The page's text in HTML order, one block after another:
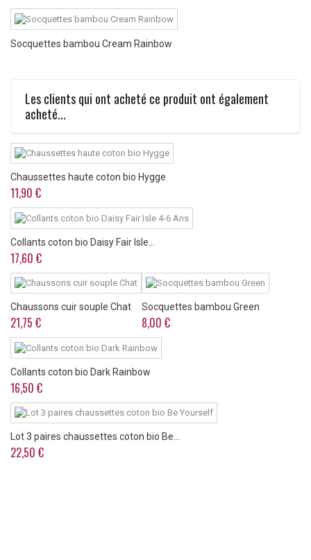
Socquettes bambou Cream Rainbow
Les clients qui ont acheté ce produit ont également
acheté...
Chaussettes haute coton bio Hygge
11,90 €
Collants coton bio Daisy Fair Isle...
17,60 €
Chaussons cuir souple Chat
21,75 €
Socquettes bambou Green
8,00 €
Collants coton bio Dark Rainbow
16,50 €
Lot 3 paires chaussettes coton bio Be...
22,50 €